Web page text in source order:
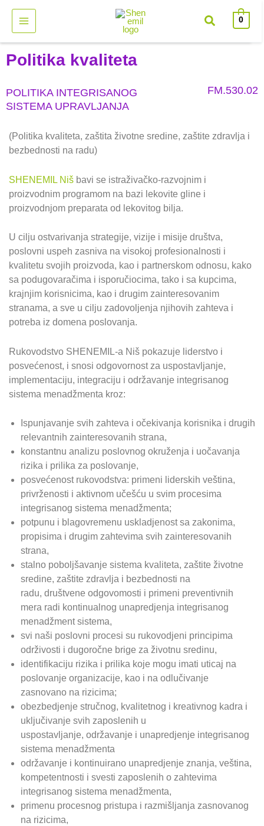
sadržaj
0
Politika kvaliteta
POLITIKA INTEGRISANOG
SISTEMA UPRAVLJANJA
FM.530.02
(Politika kvaliteta, zaštita životne sredine, zaštite zdravlja i
bezbednosti na radu)
SHENEMIL Niš bavi se istraživačko-razvojnim i
proizvodnim programom na bazi lekovite gline i
proizvodnjom preparata od lekovitog bilja.
U cilju ostvarivanja strategije, vizije i misije društva,
poslovni uspeh zasniva na visokoj profesionalnosti i
kvalitetu svojih proizvoda, kao i partnerskom odnosu, kako
sa podugovaračima i isporučiocima, tako i sa kupcima,
krajnjim korisnicima, kao i drugim zainteresovanim
stranama, a sve u cilju zadovoljenja njihovih zahteva i
potreba iz domena poslovanja.
Rukovodstvo SHENEMIL-a Niš pokazuje liderstvo i
posvećenost, i snosi odgovornost za uspostavljanje,
implementaciju, integraciju i održavanje integrisanog
sistema menadžmenta kroz:
Ispunjavanje svih zahteva i očekivanja korisnika i drugih
relevantnih zainteresovanih strana,
konstantnu analizu poslovnog okruženja i uočavanja
rizika i prilika za poslovanje,
posvećenost rukovodstva: primeni liderskih veština,
privrženosti i aktivnom učešću u svim procesima
integrisanog sistema menadžmenta;
potpunu i blagovremenu uskladjenost sa zakonima,
propisima i drugim zahtevima svih zainteresovanih
strana,
stalno poboljšavanje sistema kvaliteta, zaštite životne
sredine, zaštite zdravlja i bezbednosti na
radu, društvene odgovomosti i primeni preventivnih
mera radi kontinualnog unapredjenja integrisanog
menadžment sistema,
svi naši poslovni procesi su rukovodjeni principima
održivosti i dugoročne brige za životnu sredinu,
identifikaciju rizika i prilika koje mogu imati uticaj na
poslovanje organizacije, kao i na odlučivanje
zasnovano na rizicima;
obezbedjenje stručnog, kvalitetnog i kreativnog kadra i
uključivanje svih zaposlenih u
uspostavljanje, održavanje i unapredjenje integrisanog
sistema menadžmenta
održavanje i kontinuirano unapredjenje znanja, veština,
kompetentnosti i svesti zaposlenih o zahtevima
integrisanog sistema menadžmenta,
primenu procesnog pristupa i razmišljanja zasnovanog
na rizicima,